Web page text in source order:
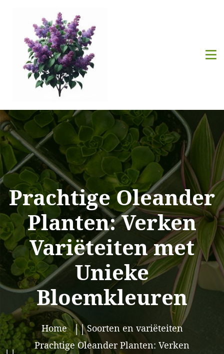
Prachtige Oleander
Planten: Verken
Variëteiten met
Unieke
Bloemkleuren
Home
Soorten en variëteiten
Prachtige Oleander Planten: Verken